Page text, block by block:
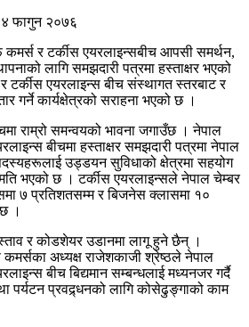
फागुन २०७६
र टर्कीस एयरलाइन्सबीच आपसी समर्थन,
लागि समझदारी पत्रमा हस्ताक्षर भएको
एयरलाइन्स बीच संस्थागत स्तरबाट र
गर्ने कार्यक्षेत्रको सराहना भएको छ ।
राम्रो समन्वयको भावना जगाउँछ । नेपाल
बीचमा हस्ताक्षर समझदारी पत्रमा नेपाल
उड्डयन सुविधाको क्षेत्रमा सहयोग
भएको छ । टर्कीस एयरलाइन्सले नेपाल चेम्बर
७ प्रतिशतसम्म र बिजनेस क्लासमा १०
।
र कोडशेयर उडानमा लागू हुने छैन् ।
अध्यक्ष राजेशकाजी श्रेष्ठले नेपाल
बीच बिद्यमान सम्बन्धलाई मध्यनजर गर्दै
पर्यटन प्रवद्र्धनको लागि कोसेढुङ्गाको काम